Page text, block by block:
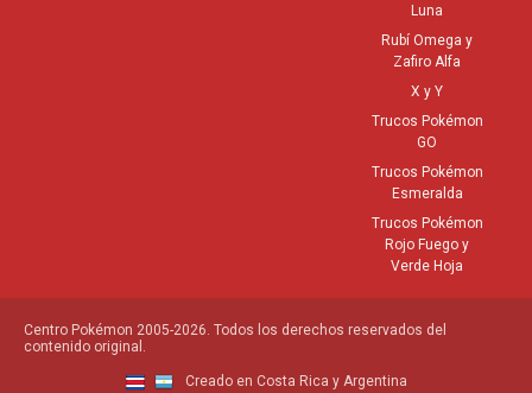
Luna
Rubí Omega y
Zafiro Alfa
X y Y
Trucos Pokémon
GO
Trucos Pokémon
Esmeralda
Trucos Pokémon
Rojo Fuego y
Verde Hoja
Centro Pokémon 2005-2026. Todos los derechos reservados del
contenido original.
Creado en Costa Rica y Argentina